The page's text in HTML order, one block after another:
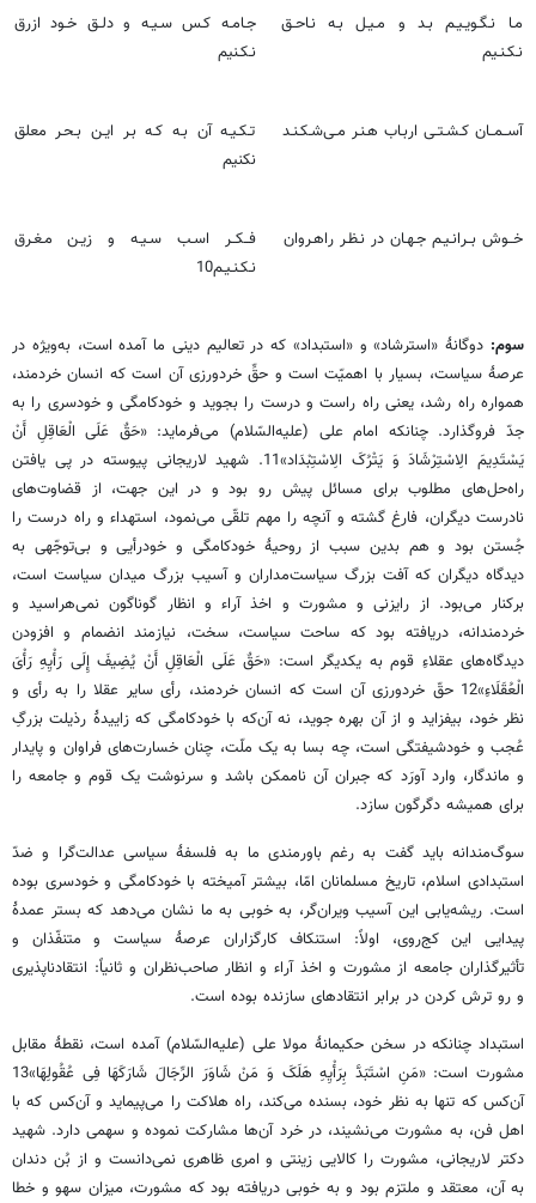
مـا نـگـویـیـم بـد و مـیـل بـه نـاحـق
نـکـنـیم
جـامـه کـس سـیـه و دلـق خـود ازرق
نـکـنیم
آســمــان کـشـتـی اربـاب هـنـر مـی‌شـکـنـد
تـکـیـه آن بـه کـه بـر ایـن بـحـر معلق
نکنیم
خــوش بــرانـیـم جـهـان در نـظـر راهـروان
فــکــر اسـب سـیـه و زیـن مـغـرق
نـکـنـیـم10
سوم: دوگانۀ «استرشاد» و «استبداد» که در تعالیم دینی ما آمده است، به‌ویژه در
عرصۀ سیاست، بسیار با اهمیّت است و حقِّ خردورزی آن است که انسان خردمند،
همواره راه رشد، یعنی راه راست و درست را بجوید و خودکامگی و خودسری را به
جدّ فروگذارد. چنانکه امام علی (علیه‌السّلام) می‌فرماید: «حَقٌ‏ عَلَی‏ الْعَاقِلِ‏ أَنْ
یَسْتَدِیمَ الِاسْتِرْشَادَ وَ یَتْرُکَ الِاسْتِبْدَاد»11. شهید لاریجانی پیوسته در پی یافتن
راه‌حل‌های مطلوب برای مسائل پیش رو بود و در این جهت، از قضاوت‌های
نادرست دیگران، فارغ گشته و آنچه را مهم تلقّی می‌نمود، استهداء و راه درست را
جُستن بود و هم بدین سبب از روحیۀ خودکامگی و خودرأیی و بی‌توجّهی به
دیدگاه دیگران که آفت بزرگ سیاست‌مداران و آسیب بزرگ میدان سیاست است،
برکنار می‌بود. از رایزنی و مشورت و اخذ آراء و انظار گوناگون نمی‌هراسید و
خردمندانه، دریافته بود که ساحت سیاست، سخت، نیازمند انضمام و افزودن
دیدگاه‌های عقلاءِ قوم به یکدیگر است: «حَقٌ‏ عَلَی‏ الْعَاقِلِ‏ أَنْ یُضِیفَ إِلَی رَأْیِهِ رَأْیَ
الْعُقَلَاءِ»12 حقّ خردورزی آن است که انسان خردمند، رأی سایر عقلا را به رأی و
نظر خود، بیفزاید و از آن بهره جوید، نه آن‌که با خودکامگی که زاییدۀ رذیلت بزرگِ
عُجب و خودشیفتگی است، چه بسا به یک ملّت، چنان خسارت‌های فراوان و پایدار
و ماندگار، وارد آورَد که جبران آن ناممکن باشد و سرنوشت یک قوم و جامعه را
برای همیشه دگرگون سازد.
سوگ‌مندانه باید گفت به رغم باورمندی ما به فلسفۀ سیاسی عدالت‌گرا و ضدّ
استبدادی اسلام، تاریخ مسلمانان امّا، بیشتر آمیخته با خودکامگی و خودسری بوده
است. ریشه‌یابی این آسیب ویران‌گر، به خوبی به ما نشان می‌دهد که بستر عمدۀ
پیدایی این کج‌روی، اولاً: استنکاف کارگزاران عرصۀ سیاست و متنفّذان و
تأثیرگذاران جامعه از مشورت و اخذ آراء و انظار صاحب‌نظران و ثانیاً: انتقادناپذیری
و رو ترش کردن در برابر انتقادهای سازنده بوده است.
استبداد چنانکه در سخن حکیمانۀ مولا علی (علیه‌السّلام) آمده است، نقطۀ مقابل
مشورت است: «مَنِ‏ اسْتَبَدَّ بِرَأْیِهِ هَلَکَ وَ مَنْ شَاوَرَ الرِّجَالَ شَارَکَهَا فِی عُقُولِهَا»13
آن‌کس که تنها به نظر خود، بسنده می‌کند، راه هلاکت را می‌پیماید و آن‌کس که با
اهل فن، به مشورت می‌نشیند، در خرد آن‌ها مشارکت نموده و سهمی دارد. شهید
دکتر لاریجانی، مشورت را کالایی زینتی و امری ظاهری نمی‌دانست و از بُن دندان
به آن، معتقد و ملتزم بود و به خوبی دریافته بود که مشورت، میزان سهو و خطا